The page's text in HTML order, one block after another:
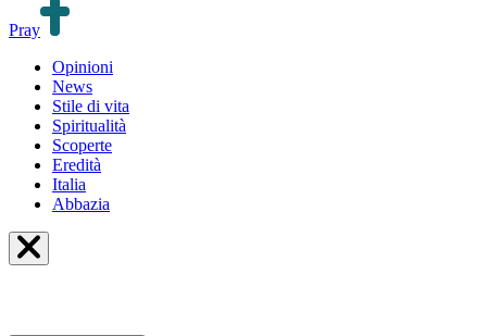
Pray
Opinioni
News
Stile di vita
Spiritualità
Scoperte
Eredità
Italia
Abbazia